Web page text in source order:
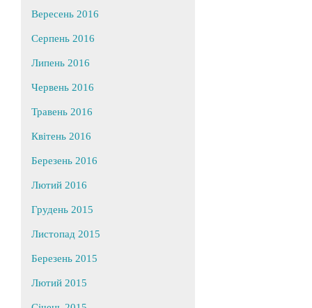
Вересень 2016
Серпень 2016
Липень 2016
Червень 2016
Травень 2016
Квітень 2016
Березень 2016
Лютий 2016
Грудень 2015
Листопад 2015
Березень 2015
Лютий 2015